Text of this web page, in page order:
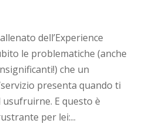
dell’Experience
le problematiche (anche
che un
presenta quando ti
E questo è
per lei:...